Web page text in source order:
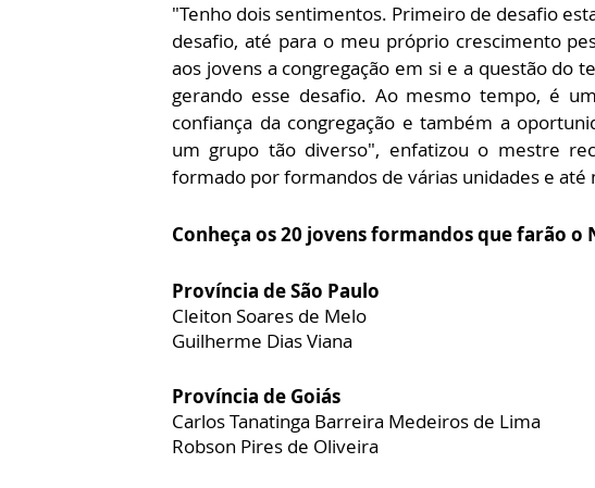
"Tenho dois sentimentos. Primeiro de desafio
desafio, até para o meu próprio crescimento
aos jovens a congregação em si e a questão do
gerando esse desafio. Ao mesmo tempo, é
confiança da congregação e também a
um grupo tão diverso", enfatizou o mestre
formado por formandos de várias unidades e
Conheça os 20 jovens formandos que farão o
Província de São Paulo
Cleiton Soares de Melo
Guilherme Dias Viana
Província de Goiás
Carlos Tanatinga Barreira Medeiros de Lima
Robson Pires de Oliveira